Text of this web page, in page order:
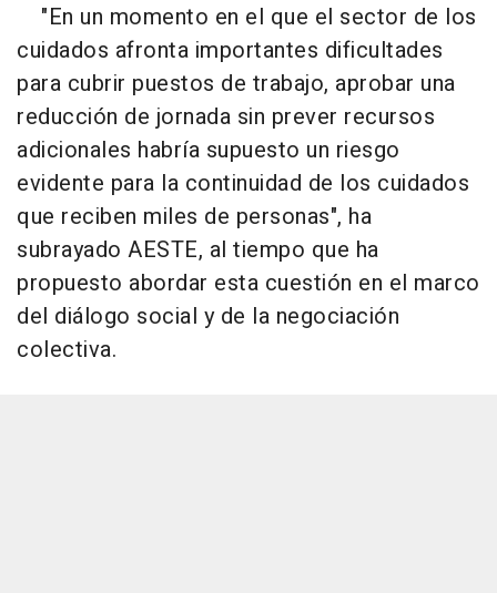
"En un momento en el que el sector de los
cuidados afronta importantes dificultades
para cubrir puestos de trabajo, aprobar una
reducción de jornada sin prever recursos
adicionales habría supuesto un riesgo
evidente para la continuidad de los cuidados
que reciben miles de personas", ha
subrayado AESTE, al tiempo que ha
propuesto abordar esta cuestión en el marco
del diálogo social y de la negociación
colectiva.